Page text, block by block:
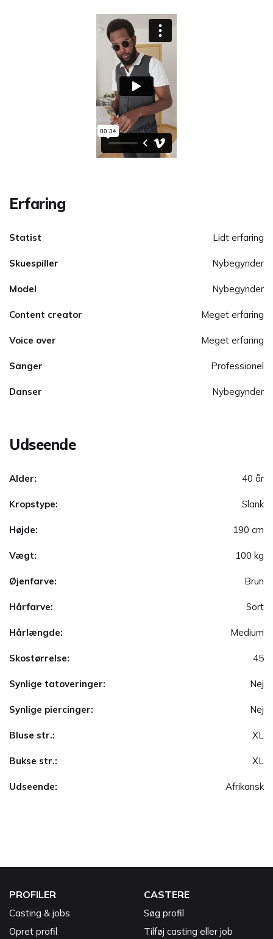
Erfaring
Statist Lidt erfaring
Skuespiller Nybegynder
Model Nybegynder
Content creator Meget erfaring
Voice over Meget erfaring
Sanger Professionel
Danser Nybegynder
Udseende
Alder: 40 år
Kropstype: Slank
Højde: 190 cm
Vægt: 100 kg
Øjenfarve: Brun
Hårfarve: Sort
Hårlængde: Medium
Skostørrelse: 45
Synlige tatoveringer: Nej
Synlige piercinger: Nej
Bluse str.: XL
Bukse str.: XL
Udseende: Afrikansk
PROFILER
Casting & jobs
Opret profil
CASTERE
Søg profil
Tilføj casting eller job